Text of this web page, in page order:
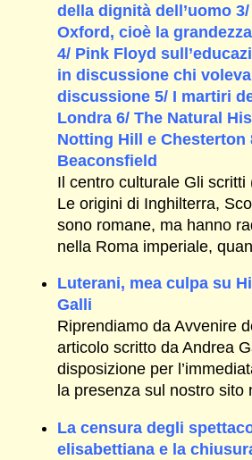
della dignità dell’uomo
Oxford, cioè la
4/ Pink Floyd
in discussione chi
discussione 5/ I martiri
Londra 6/ The Natural
Notting Hill e Chesterton
Beaconsfield
Il centro culturale Gli scritti
Le origini di Inghilterra,
sono romane, ma hanno
nella Roma imperiale,
Luterani, mea culpa su
Galli
Riprendiamo da Avvenire
articolo scritto da Andrea
disposizione per
la presenza sul nostro sito
La censura degli
elisabettiana e la